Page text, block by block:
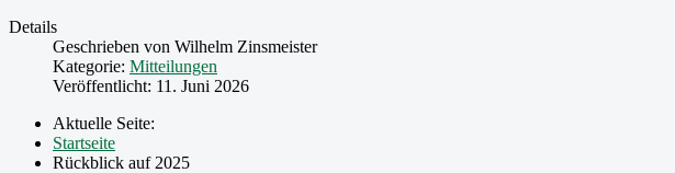
Details
Geschrieben von Wilhelm Zinsmeister
Kategorie: Mitteilungen
Veröffentlicht: 11. Juni 2026
Aktuelle Seite:
Startseite
Rückblick auf 2025